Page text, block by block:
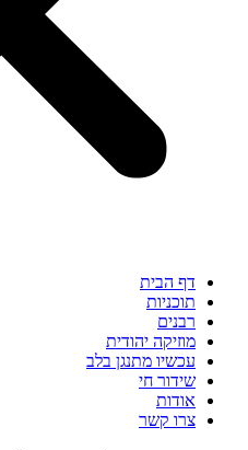
דף הבית
תוכניות
רבנים
מוזיקה יהודית
עכשיו מתנגן בלב
שידור חי
אודות
צרו קשר